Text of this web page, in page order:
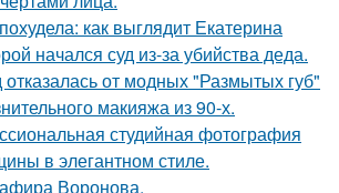
как выглядит Екатерина
начался суд из-за убийства деда.
от модных "Размытых губ"
макияжа из 90-х.
студийная фотография
в элегантном стиле.
Воронова.